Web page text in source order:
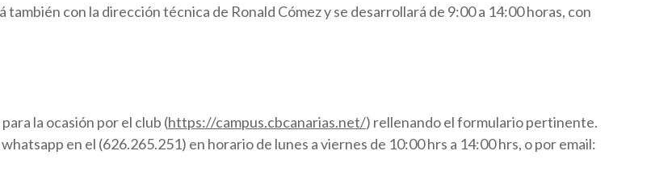
con la dirección técnica de Ronald Cómez y se desarrollará de 9:00 a 14:00 horas, con
la ocasión por el club (https://campus.cbcanarias.net/) rellenando el formulario pertinente.
en el (626.265.251) en horario de lunes a viernes de 10:00 hrs a 14:00 hrs, o por email: